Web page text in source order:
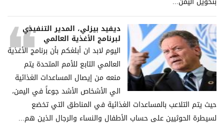
ديفيد بيزلي، المدير التنفيذي
لبرنامج الأغذية العالمي
اليوم لابد ان أبلغكم بأن برنامج الأغذية
العالمي التابع للأمم المتحدة يتم
منعه من إيصال المساعدات الغذائية
الي الأشخاص الأشد جوعاً في اليمن،
حيث يتم التلاعب بالمساعدات الغذائية في المناطق التي تخضع
لسيطرة الحوثيين على حساب الأطفال والنساء والرجال الذين هم...